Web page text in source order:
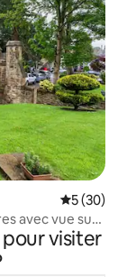
Note
5 (30)
avec vue sur
visiter